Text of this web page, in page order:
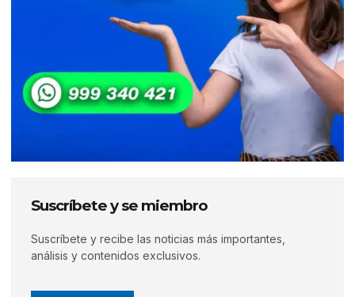
Suscríbete y se miembro
Suscríbete y recibe las noticias más importantes,
análisis y contenidos exclusivos.